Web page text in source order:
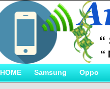
HOME Samsung Oppo